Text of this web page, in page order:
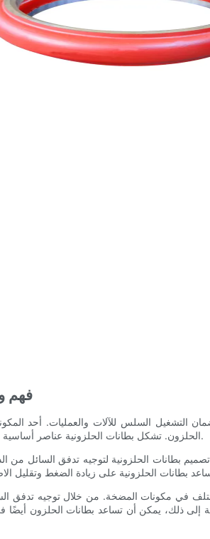
-
السلس للآلات والعمليات. أحد
الحلزون. تشكل بطانات الحلزونية عناصر أساسية في أنظمة المضخات، حيث تساعد على تحسين كفاءة وأداء المضخة.
بطانات الحلزونية لتوجيه تدفق السائل من
في مكونات المضخة. من خلال توجيه تدفق
إلى ذلك، يمكن أن تساعد بطانات الحلزون